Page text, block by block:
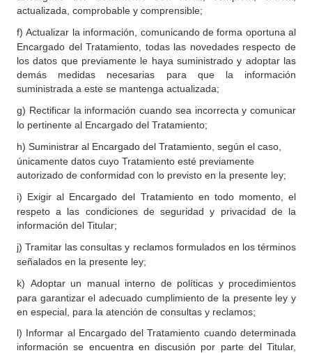
actualizada, comprobable y comprensible;
f) Actualizar la información, comunicando de forma oportuna al
Encargado del Tratamiento, todas las novedades respecto de
los datos que previamente le haya suministrado y adoptar las
demás medidas necesarias para que la información
suministrada a este se mantenga actualizada;
g) Rectificar la información cuando sea incorrecta y comunicar
lo pertinente al Encargado del Tratamiento;
h) Suministrar al Encargado del Tratamiento, según el caso,
únicamente datos cuyo Tratamiento esté previamente
autorizado de conformidad con lo previsto en la presente ley;
i) Exigir al Encargado del Tratamiento en todo momento, el
respeto a las condiciones de seguridad y privacidad de la
información del Titular;
j) Tramitar las consultas y reclamos formulados en los términos
señalados en la presente ley;
k) Adoptar un manual interno de políticas y procedimientos
para garantizar el adecuado cumplimiento de la presente ley y
en especial, para la atención de consultas y reclamos;
l) Informar al Encargado del Tratamiento cuando determinada
información se encuentra en discusión por parte del Titular,